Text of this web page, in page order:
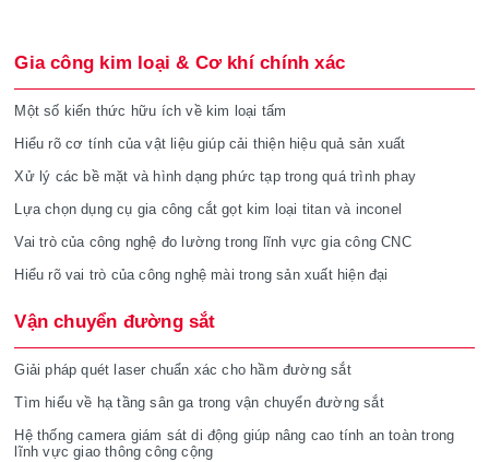
Gia công kim loại & Cơ khí chính xác
Một số kiến thức hữu ích về kim loại tấm
Hiểu rõ cơ tính của vật liệu giúp cải thiện hiệu quả sản xuất
Xử lý các bề mặt và hình dạng phức tạp trong quá trình phay
Lựa chọn dụng cụ gia công cắt gọt kim loại titan và inconel
Vai trò của công nghệ đo lường trong lĩnh vực gia công CNC
Hiểu rõ vai trò của công nghệ mài trong sản xuất hiện đại
Vận chuyển đường sắt
Giải pháp quét laser chuẩn xác cho hầm đường sắt
Tìm hiểu về hạ tầng sân ga trong vận chuyển đường sắt
Hệ thống camera giám sát di động giúp nâng cao tính an toàn trong
lĩnh vực giao thông công cộng